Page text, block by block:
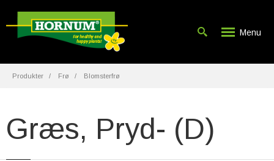
Menu
Produkter Frø Blomsterfrø
Græs, Pryd- (D)